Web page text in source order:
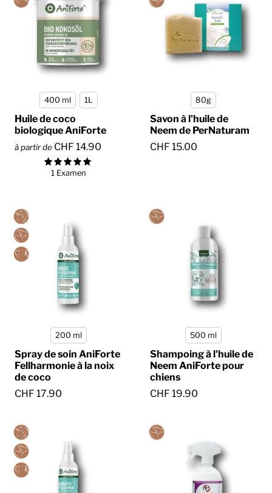
400 ml 1L
Huile de coco
biologique AniForte
à partir de CHF 14.90
1 Examen
80g
Savon à l'huile de
Neem de PerNaturam
CHF 15.00
200 ml
Spray de soin AniForte
Fellharmonie à la noix
de coco
CHF 17.90
500 ml
Shampoing à l'huile de
Neem AniForte pour
chiens
CHF 19.90